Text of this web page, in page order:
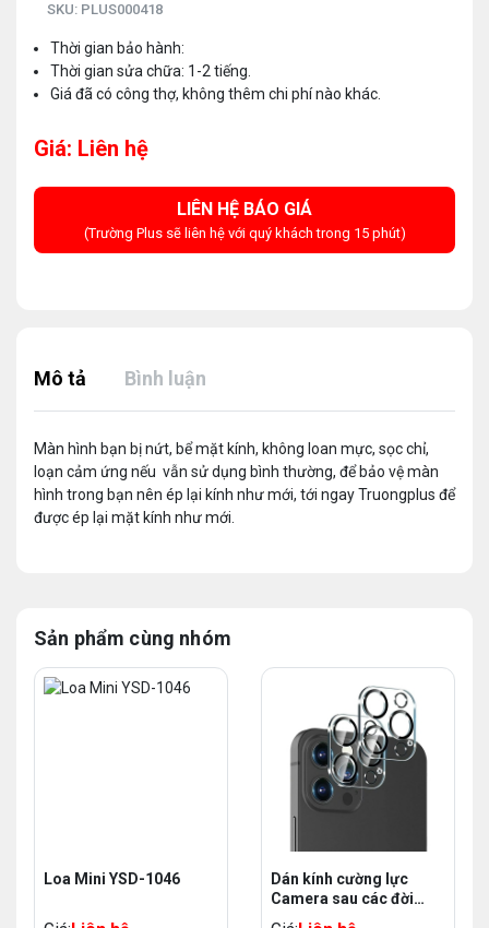
SKU: PLUS000418
Thời gian bảo hành:
Thời gian sửa chữa: 1-2 tiếng.
Giá đã có công thợ, không thêm chi phí nào khác.
Giá: Liên hệ
LIÊN HỆ BÁO GIÁ
(Trường Plus sẽ liên hệ với quý khách trong 15 phút)
Mô tả Bình luận
Màn hình bạn bị nứt, bể mặt kính, không loan mực, sọc chỉ,
loạn cảm ứng nếu vẫn sử dụng bình thường, để bảo vệ màn
hình trong bạn nên ép lại kính như mới, tới ngay Truongplus để
được ép lại mặt kính như mới.
Sản phẩm cùng nhóm
Loa Mini YSD-1046
Dán kính cường lực
Camera sau các đời